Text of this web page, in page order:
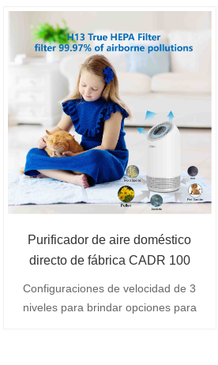
Purificador de aire doméstico
directo de fábrica CADR 100
Configuraciones de velocidad de 3
niveles para brindar opciones para